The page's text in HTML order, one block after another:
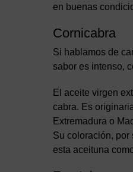
en buenas
Cornicabra
Si hablamos de
sabor es intenso,
El aceite virgen
cabra. Es
Extremadura o
Su coloración, por
esta aceituna